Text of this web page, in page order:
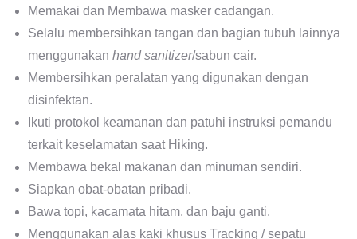
Memakai dan Membawa masker cadangan.
Selalu membersihkan tangan dan bagian tubuh lainnya
menggunakan hand sanitizer/sabun cair.
Membersihkan peralatan yang digunakan dengan
disinfektan.
Ikuti protokol keamanan dan patuhi instruksi pemandu
terkait keselamatan saat Hiking.
Membawa bekal makanan dan minuman sendiri.
Siapkan obat-obatan pribadi.
Bawa topi, kacamata hitam, dan baju ganti.
Menggunakan alas kaki khusus Tracking / sepatu